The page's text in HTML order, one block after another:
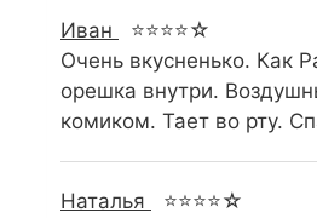
Иван
⭐⭐⭐⭐☆
Очень вкусненько. Как
орешка внутри.
комиком. Тает во рту.
Наталья
⭐⭐⭐⭐☆